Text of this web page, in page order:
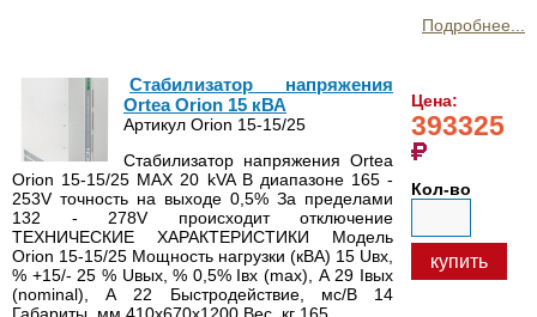
Подробнее...
Цена:
393325
Кол-во
купить
Стабилизатор напряжения
Ortea Orion 15 кВА
Артикул Orion 15-15/25
Стабилизатор напряжения Ortea
Orion 15-15/25 MAX 20 kVA В диапазоне 165 -
253V точность на выходе 0,5% За пределами
132 - 278V происходит отключение
ТЕХНИЧЕСКИЕ ХАРАКТЕРИСТИКИ Модель
Orion 15-15/25 Мощность нагрузки (кВА) 15 Uвх,
% +15/- 25 % Uвых, % 0,5% Iвх (max), А 29 Iвых
(nominal), А 22 Быстродействие, мс/В 14
Габариты, мм 410х670х1200 Вес, кг 165